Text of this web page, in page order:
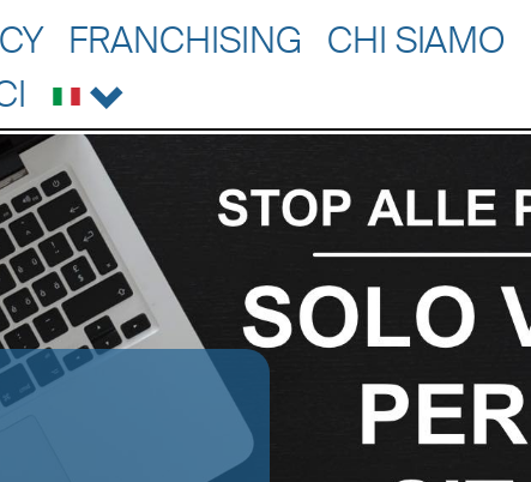
FRANCHISING CHI SIAMO